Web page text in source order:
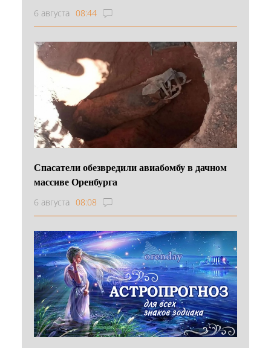
6 августа 08:44
Спасатели обезвредили авиабомбу в дачном
массиве Оренбурга
6 августа 08:08